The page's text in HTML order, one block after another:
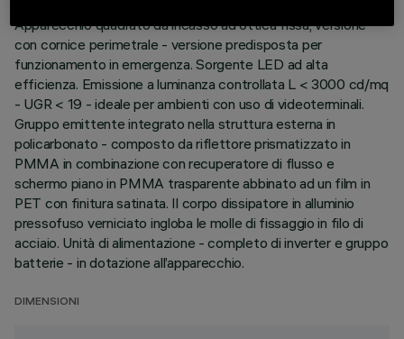
Apparecchio quadrato da incasso ad ottica fissa, versione
con cornice perimetrale - versione predisposta per
funzionamento in emergenza. Sorgente LED ad alta
efficienza. Emissione a luminanza controllata L < 3000 cd/mq
- UGR < 19 - ideale per ambienti con uso di videoterminali.
Gruppo emittente integrato nella struttura esterna in
policarbonato - composto da riflettore prismatizzato in
PMMA in combinazione con recuperatore di flusso e
schermo piano in PMMA trasparente abbinato ad un film in
PET con finitura satinata. Il corpo dissipatore in alluminio
pressofuso verniciato ingloba le molle di fissaggio in filo di
acciaio. Unità di alimentazione - completo di inverter e gruppo
batterie - in dotazione all’apparecchio.
DIMENSIONI